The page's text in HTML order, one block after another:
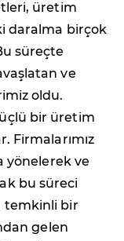
üretim
daralma birçok
süreçte
ve
oldu.
bir üretim
Firmalarımız
yönelerek ve
bu süreci
temkinli bir
gelen